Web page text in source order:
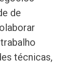
de
técnicas,